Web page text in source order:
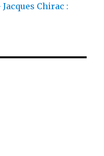
Chirac :